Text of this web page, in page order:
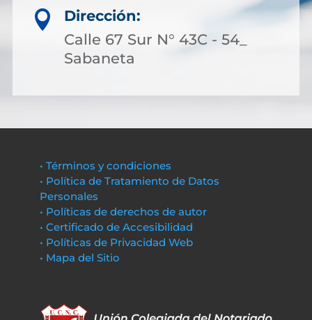

Dirección:
Calle 67 Sur N° 43C - 54_
Sabaneta
• Términos y condiciones
• Política de Tratamiento de Datos
Personales
• Políticas de derechos de autor
• Certificado de Accesibilidad
• Políticas de Privacidad Web
• Mapa del Sitio